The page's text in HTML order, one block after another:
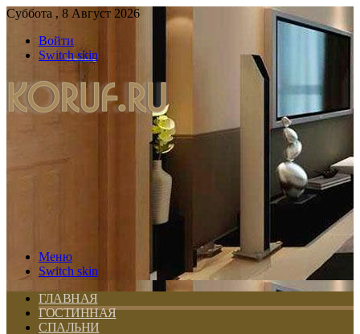
Суббота , 8 Август 2026
Войти
Switch skin
Меню
Switch skin
ГЛАВНАЯ
ГОСТИННАЯ
СПАЛЬНИ